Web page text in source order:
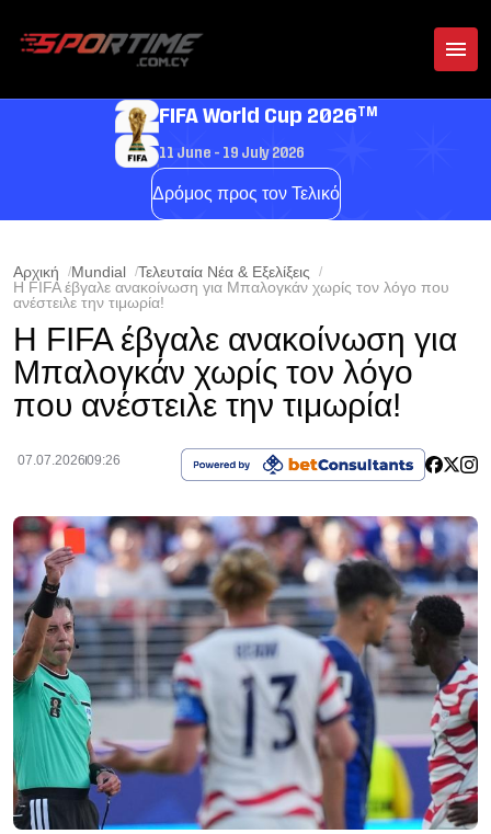
FIFA World Cup 2026TM
11 June - 19 July 2026
Δρόμος προς τον Τελικό
Αρχική Mundial
Τελευταία Νέα & Εξελίξεις
Η FIFA έβγαλε ανακοίνωση για Μπαλογκάν χωρίς τον λόγο που
ανέστειλε την τιμωρία!
Η FIFA έβγαλε ανακοίνωση για
Μπαλογκάν χωρίς τον λόγο
που ανέστειλε την τιμωρία!
07.07.202609:26